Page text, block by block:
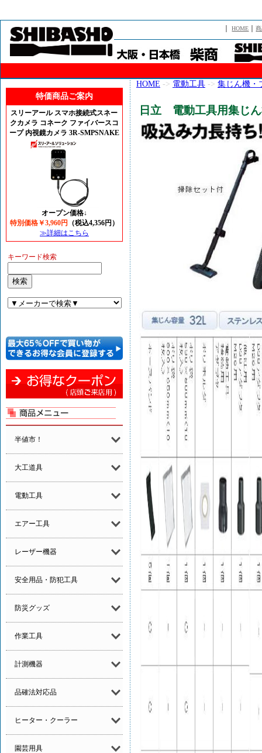
｜HOME ｜
特価商品ご案内
スリーアール スマホ接続式スネー
クカメラ コネーク ファイバースコ
ープ 内視鏡カメラ 3R-SMPSNAKE
オープン価格↓
特別価格￥3,960円
（税込4,356円）
≫詳細はこちら
キーワード検索
半値市！
大工道具
電動工具
エアー工具
レーザー機器
安全用品・防犯工具
防災グッズ
作業工具
計測機器
品確法対応品
ヒーター・クーラー
園芸用具
HOME -> 電動工具 -> 集じん機・
日立 電動工具用集じ